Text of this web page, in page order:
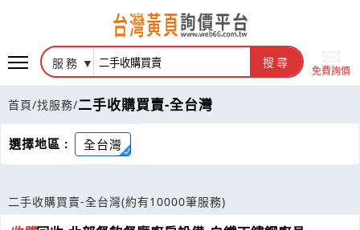
服務 搜尋
免費詢價
首頁/找服務/二手收購買賣-全台灣
選擇地區 : 全台灣
二手收購買賣-全台灣(約有10000筆服務)